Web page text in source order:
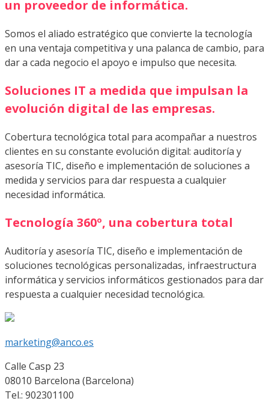
un proveedor de informática.
Somos el aliado estratégico que convierte la tecnología
en una ventaja competitiva y una palanca de cambio, para
dar a cada negocio el apoyo e impulso que necesita.
Soluciones IT a medida que impulsan la
evolución digital de las empresas.
Cobertura tecnológica total para acompañar a nuestros
clientes en su constante evolución digital: auditoría y
asesoría TIC, diseño e implementación de soluciones a
medida y servicios para dar respuesta a cualquier
necesidad informática.
Tecnología 360º, una cobertura total
Auditoría y asesoría TIC, diseño e implementación de
soluciones tecnológicas personalizadas, infraestructura
informática y servicios informáticos gestionados para dar
respuesta a cualquier necesidad tecnológica.
marketing@anco.es
Calle Casp 23
08010 Barcelona (Barcelona)
Tel.: 902301100